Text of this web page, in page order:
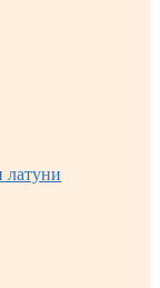
латуни